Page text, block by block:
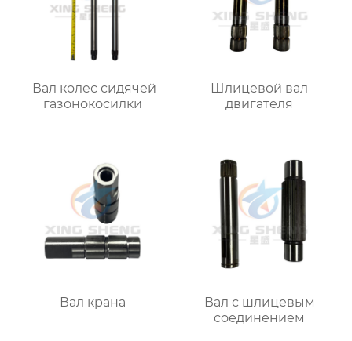
Вал колес сидячей
газонокосилки
Шлицевой вал
двигателя
Вал крана
Вал с шлицевым
соединением